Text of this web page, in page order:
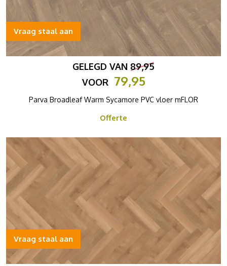
GELEGD VAN 89,95
VOOR 79,95
Parva Broadleaf Warm Sycamore PVC vloer mFLOR
Offerte
Vraag staal aan
Vraag staal aan